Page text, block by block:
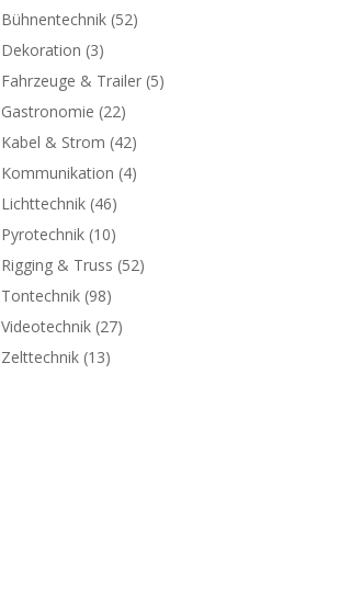
Bühnentechnik (52)
Dekoration (3)
Fahrzeuge & Trailer (5)
Gastronomie (22)
Kabel & Strom (42)
Kommunikation (4)
Lichttechnik (46)
Pyrotechnik (10)
Rigging & Truss (52)
Tontechnik (98)
Videotechnik (27)
Zelttechnik (13)